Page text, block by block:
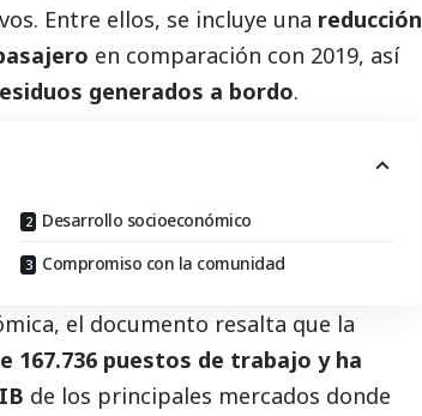
Entre ellos, se incluye una reducción
en comparación con 2019, así
generados a bordo.
Desarrollo socioeconómico
Compromiso con la comunidad
el documento resalta que la
167.736 puestos de trabajo y ha
de los principales mercados donde